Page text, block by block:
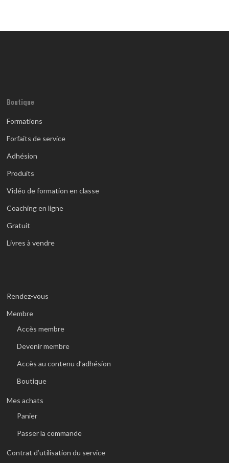
Boutique
Formations
Forfaits de service
Adhésion
Produits
Vidéo de formation en classe
Coaching en ligne
Gratuit
Livres à vendre
Rendez-vous
Membre
Accès membre
Devenir membre
Accès au contenu d’adhésion
Boutique
Mes achats
Panier
Passer la commande
Contrat d’utilisation du service